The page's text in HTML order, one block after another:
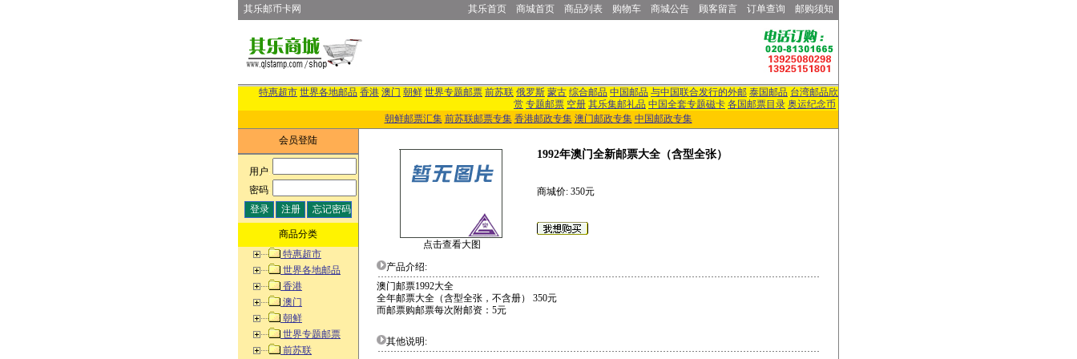
其乐邮币卡网 其乐首页 商城首页 商品列表 购物车 商城公告 顾客留言 订单查询 邮购须知
特惠超市 世界各地邮品 香港 澳门 朝鲜 世界专题邮票 前苏联 俄罗斯 蒙古 综合邮品 中国邮品 与中国联合发行的外邮 泰国邮品 台湾邮品欣
赏 专题邮票 空册 其乐集邮礼品 中国全套专题磁卡 各国邮票目录 奥运纪念币
朝鲜邮票汇集 前苏联邮票专集 香港邮政专集 澳门邮政专集 中国邮政专集
会员登陆
用户:
密码:
商品分类
特惠超市
世界各地邮品
香港
澳门
朝鲜
世界专题邮票
前苏联
点击查看大图
1992年澳门全新邮票大全（含型全张）
商城价: 350元
产品介绍:
澳门邮票1992大全
全年邮票大全（含型全张，不含册） 350元
而邮票购邮票每次附邮资：5元
其他说明: